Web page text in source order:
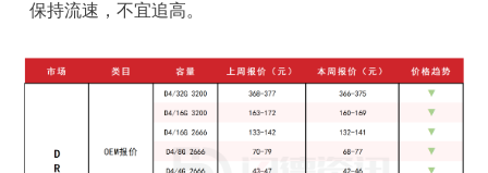
保持流速，不宜追高。